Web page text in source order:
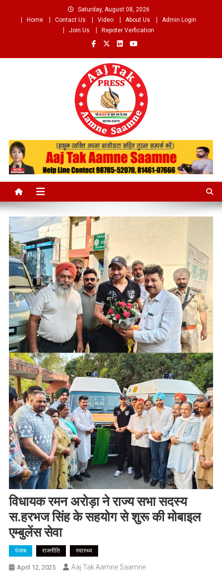
Saturday, August 08, 2026
Home
Contact Us Video About Us
Admin Login
Join Us
Repoter Verfication
Aaj Tak Aamne Saamne.com
विधायक रमन अरोड़ा ने राज्य सभा सदस्य
स.हरभज सिंह के सहयोग से शुरू की मोबाइल
एम्बुलेंस सेवा
पंजाब राजनीति स्वास्थ्य
April 12, 2025 Aaj Tak Aamne Saamne